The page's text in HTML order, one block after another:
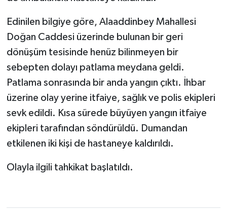
Edinilen bilgiye göre, Alaaddinbey Mahallesi
Doğan Caddesi üzerinde bulunan bir geri
dönüşüm tesisinde henüz bilinmeyen bir
sebepten dolayı patlama meydana geldi.
Patlama sonrasında bir anda yangın çıktı. İhbar
üzerine olay yerine itfaiye, sağlık ve polis ekipleri
sevk edildi. Kısa sürede büyüyen yangın itfaiye
ekipleri tarafından söndürüldü. Dumandan
etkilenen iki kişi de hastaneye kaldırıldı.
Olayla ilgili tahkikat başlatıldı.